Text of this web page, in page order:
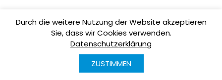
Durch die weitere Nutzung der Website akzeptieren
Sie, dass wir Cookies verwenden.
Datenschutzerklärung
ZUSTIMMEN